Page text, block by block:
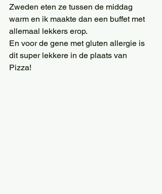
Zweden eten ze tussen de middag
warm en ik maakte dan een buffet met
allemaal lekkers erop.
En voor de gene met gluten allergie is
dit super lekkere in de plaats van
Pizza!